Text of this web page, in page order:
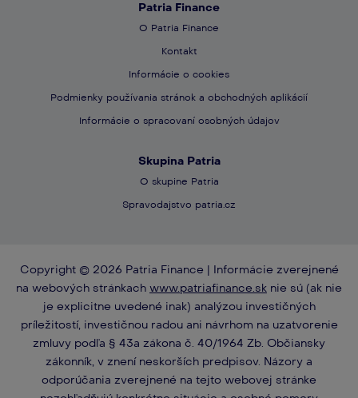
Patria Finance
O Patria Finance
Kontakt
Informácie o cookies
Podmienky používania stránok a obchodných aplikácií
​​Informácie o spracovaní osobných údajov​
Skupina Patria
O skupine Patria
Spravodajstvo patria.cz
Copyright © 2026 Patria Finance | Informácie zverejnené
na webových stránkach www.patriafinance.sk nie sú (ak nie
je explicitne uvedené inak) analýzou investičných
príležitostí, investičnou radou ani návrhom na uzatvorenie
zmluvy podľa § 43a zákona č. 40/1964 Zb. Občiansky
zákonník, v znení neskorších predpisov. Názory a
odporúčania zverejnené na tejto webovej stránke